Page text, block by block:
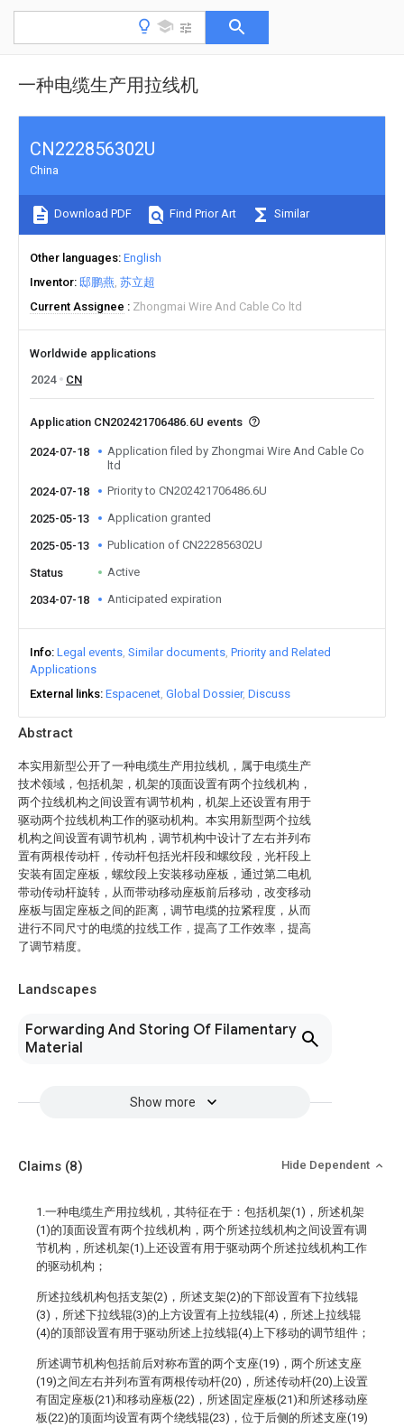
一种电缆生产用拉线机
Abstract
本实用新型公开了一种电缆生产用拉线机，属于电缆生产
技术领域，包括机架，机架的顶面设置有两个拉线机构，
两个拉线机构之间设置有调节机构，机架上还设置有用于
驱动两个拉线机构工作的驱动机构。本实用新型两个拉线
机构之间设置有调节机构，调节机构中设计了左右并列布
置有两根传动杆，传动杆包括光杆段和螺纹段，光杆段上
安装有固定座板，螺纹段上安装移动座板，通过第二电机
带动传动杆旋转，从而带动移动座板前后移动，改变移动
座板与固定座板之间的距离，调节电缆的拉紧程度，从而
进行不同尺寸的电缆的拉线工作，提高了工作效率，提高
了调节精度。
Landscapes
Forwarding And Storing Of Filamentary
Material
Show more
CN222856302U
China
Download PDF Find Prior Art Similar
Other languages English
Inventor 邸鹏燕 苏立超
Current Assignee
Zhongmai Wire And Cable Co ltd
Worldwide applications
2024
CN
Application CN202421706486.6U events
2024-07-18
Application filed by Zhongmai Wire And Cable Co
ltd
2024-07-18
Priority to CN202421706486.6U
2025-05-13 Application granted
2025-05-13 Publication of CN222856302U
Status Active
2034-07-18 Anticipated expiration
Info Legal events Similar documents Priority and Related
Applications
External links Espacenet Global Dossier Discuss
Claims (8) Hide Dependent
1.一种电缆生产用拉线机，其特征在于：包括机架(1)，所述机架
(1)的顶面设置有两个拉线机构，两个所述拉线机构之间设置有调
节机构，所述机架(1)上还设置有用于驱动两个所述拉线机构工作
的驱动机构；
所述拉线机构包括支架(2)，所述支架(2)的下部设置有下拉线辊
(3)，所述下拉线辊(3)的上方设置有上拉线辊(4)，所述上拉线辊
(4)的顶部设置有用于驱动所述上拉线辊(4)上下移动的调节组件；
所述调节机构包括前后对称布置的两个支座(19)，两个所述支座
(19)之间左右并列布置有两根传动杆(20)，所述传动杆(20)上设置
有固定座板(21)和移动座板(22)，所述固定座板(21)和所述移动座
板(22)的顶面均设置有两个绕线辊(23)，位于后侧的所述支座(19)